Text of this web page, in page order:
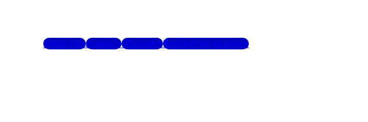
Mots-clésAuteursGlossaireRecherche avancée